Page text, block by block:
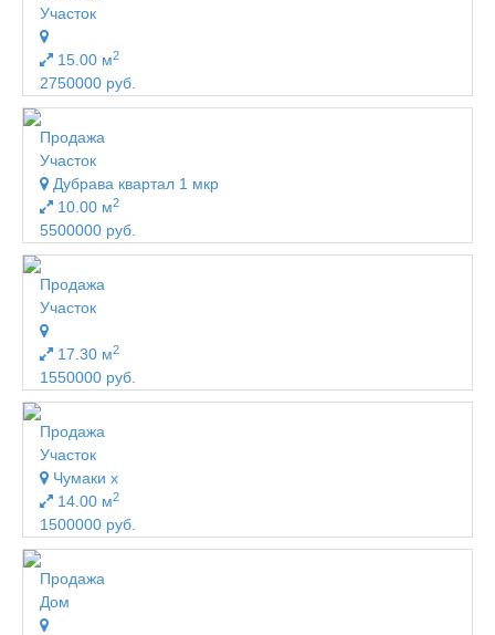
Участок
15.00 м2
2750000 руб.
Продажа
Участок
Дубрава квартал 1 мкр
10.00 м2
5500000 руб.
Продажа
Участок
17.30 м2
1550000 руб.
Продажа
Участок
Чумаки х
14.00 м2
1500000 руб.
Продажа
Дом